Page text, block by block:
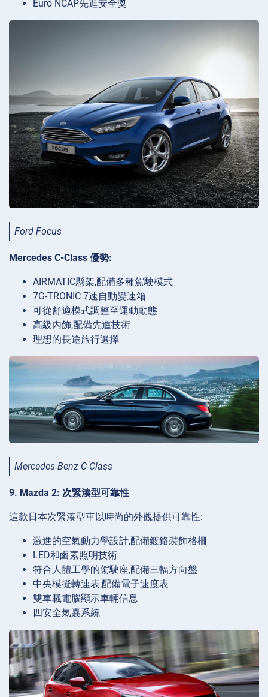
Euro NCAP先進安全獎
Ford Focus
Mercedes C-Class 優勢:
AIRMATIC懸架,配備多種駕駛模式
7G-TRONIC 7速自動變速箱
可從舒適模式調整至運動動態
高級內飾,配備先進技術
理想的長途旅行選擇
Mercedes-Benz C-Class
9. Mazda 2: 次緊湊型可靠性
這款日本次緊湊型車以時尚的外觀提供可靠性:
激進的空氣動力學設計,配備鍍鉻裝飾格柵
LED和鹵素照明技術
符合人體工學的駕駛座,配備三輻方向盤
中央模擬轉速表,配備電子速度表
雙車載電腦顯示車輛信息
四安全氣囊系統